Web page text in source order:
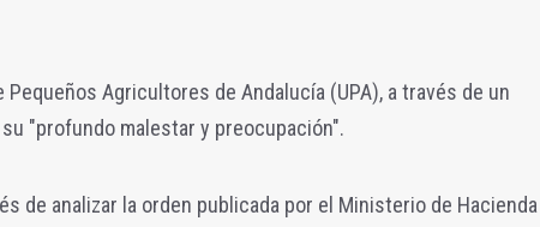
Pequeños Agricultores de Andalucía (UPA), a través de un
"profundo malestar y preocupación".
de analizar la orden publicada por el Ministerio de Hacienda